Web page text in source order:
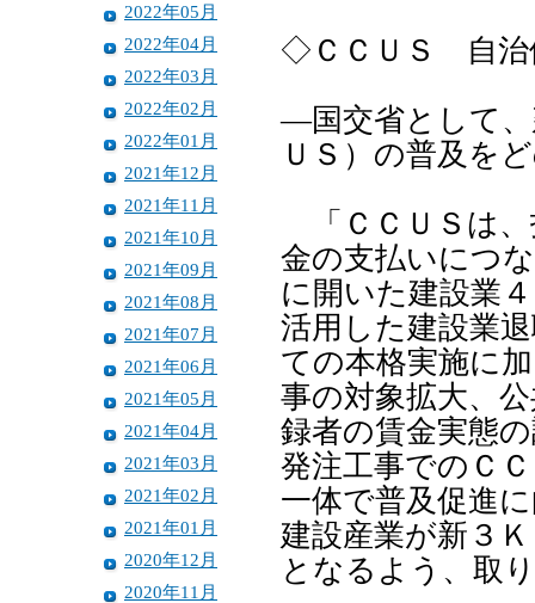
2022年05月
2022年04月
2022年03月
2022年02月
2022年01月
2021年12月
2021年11月
2021年10月
2021年09月
2021年08月
2021年07月
2021年06月
2021年05月
2021年04月
2021年03月
2021年02月
2021年01月
2020年12月
2020年11月
◇ＣＣＵＳ 自治
―国交省として
ＵＳ）の普及を
「ＣＣＵＳは、
金の支払いにつ
に開いた建設業
活用した建設業
ての本格実施に
事の対象拡大、
録者の賃金実態
発注工事でのＣ
一体で普及促進
建設産業が新３
となるよう、取